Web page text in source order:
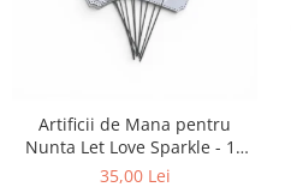
Artificii de Mana pentru
Nunta Let Love Sparkle - 10
bucati
35,00 Lei